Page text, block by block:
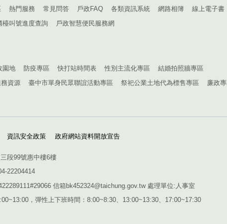
熱門服務 常見問答 戶政FAQ 各類資訊系統 網路相簿
線上電子書
檯叫號進度查詢 戶政智慧便民服務網
園地 防疫專區 快打站時間表 性別主流化專區
結婚拍照牆專區
資源 臺中市單身民眾聯誼活動專區 祭祀公業土地代為標售專區
廉政
資訊安全政策 政府網站資料開放宣告
段99號惠中樓6樓
22204414
信箱bk452324@taichung.gov.tw 處理單位:人事室
，彈性上下班時間：8:00~8:30、13:00~13:30、17:00~17:30